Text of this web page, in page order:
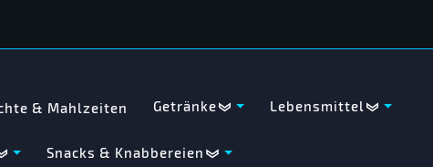
& Mahlzeiten Getränke Lebensmittel
Snacks & Knabbereien